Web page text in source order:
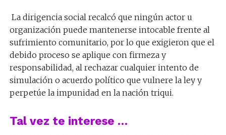
La dirigencia social recalcó que ningún actor u
organización puede mantenerse intocable frente al
sufrimiento comunitario, por lo que exigieron que el
debido proceso se aplique con firmeza y
responsabilidad, al rechazar cualquier intento de
simulación o acuerdo político que vulnere la ley y
perpetúe la impunidad en la nación triqui.
Tal vez te interese …